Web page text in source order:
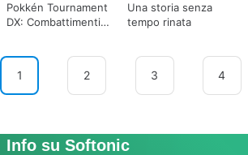
Pokkén Tournament
DX: Combattimenti
Una storia senza
tempo rinata
1 2 3 4
Info su Softonic